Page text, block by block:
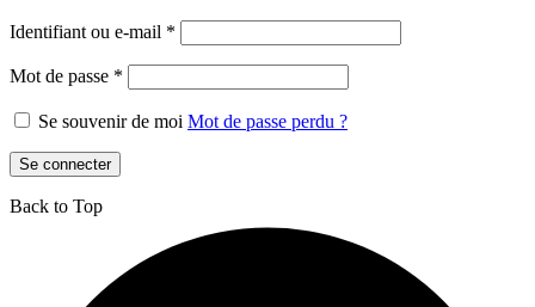
Identifiant ou e-mail *
Mot de passe *
Se souvenir de moi Mot de passe perdu ?
Se connecter
Back to Top